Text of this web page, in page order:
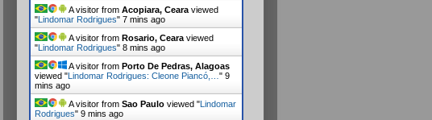
A visitor from Acopiara, Ceara viewed
" Lindomar Rodrigues" 7 mins ago
A visitor from Rosario, Ceara viewed
" Lindomar Rodrigues" 8 mins ago
A visitor from Porto De Pedras, Alagoas
viewed " Lindomar Rodrigues: Cleone Piancó,… " 9
mins ago
A visitor from Sao Paulo viewed " Lindomar
Rodrigues" 9 mins ago